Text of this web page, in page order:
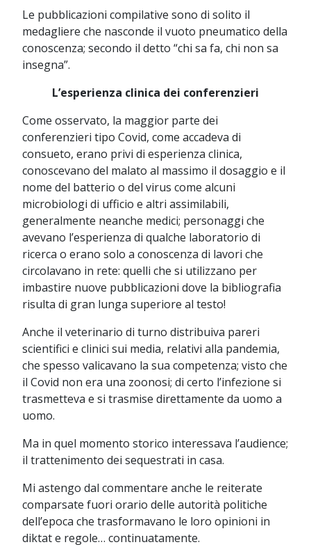
Le pubblicazioni compilative sono di solito il
medagliere che nasconde il vuoto pneumatico della
conoscenza; secondo il detto “chi sa fa, chi non sa
insegna”.
L’esperienza clinica dei conferenzieri
Come osservato, la maggior parte dei
conferenzieri tipo Covid, come accadeva di
consueto, erano privi di esperienza clinica,
conoscevano del malato al massimo il dosaggio e il
nome del batterio o del virus come alcuni
microbiologi di ufficio e altri assimilabili,
generalmente neanche medici; personaggi che
avevano l’esperienza di qualche laboratorio di
ricerca o erano solo a conoscenza di lavori che
circolavano in rete: quelli che si utilizzano per
imbastire nuove pubblicazioni dove la bibliografia
risulta di gran lunga superiore al testo!
Anche il veterinario di turno distribuiva pareri
scientifici e clinici sui media, relativi alla pandemia,
che spesso valicavano la sua competenza; visto che
il Covid non era una zoonosi; di certo l’infezione si
trasmetteva e si trasmise direttamente da uomo a
uomo.
Ma in quel momento storico interessava l’audience;
il trattenimento dei sequestrati in casa.
Mi astengo dal commentare anche le reiterate
comparsate fuori orario delle autorità politiche
dell’epoca che trasformavano le loro opinioni in
diktat e regole… continuatamente.